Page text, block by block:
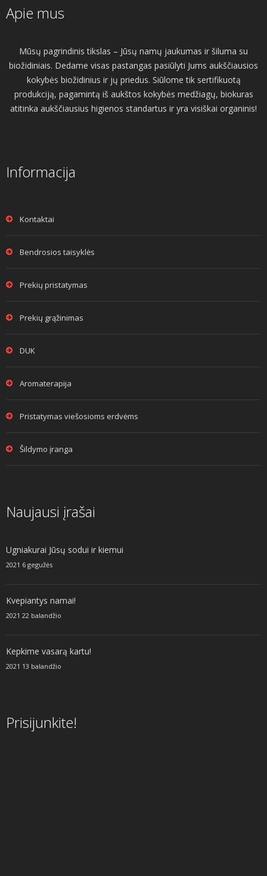
Apie mus
Mūsų pagrindinis tikslas – Jūsų namų jaukumas ir šiluma su
biožidiniais. Dedame visas pastangas pasiūlyti Jums aukščiausios
kokybės biožidinius ir jų priedus. Siūlome tik sertifikuotą
produkciją, pagamintą iš aukštos kokybės medžiagų, biokuras
atitinka aukščiausius higienos standartus ir yra visiškai organinis!
Informacija
Kontaktai
Bendrosios taisyklės
Prekių pristatymas
Prekių grąžinimas
DUK
Aromaterapija
Pristatymas viešosioms erdvėms
Šildymo įranga
Naujausi įrašai
Ugniakurai Jūsų sodui ir kiemui
2021 6 gegužės
Kvepiantys namai!
2021 22 balandžio
Kepkime vasarą kartu!
2021 13 balandžio
Prisijunkite!